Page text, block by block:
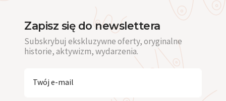
Zapisz się do newslettera
Subskrybuj ekskluzywne oferty, oryginalne
historie, aktywizm, wydarzenia.
Twój e-mail